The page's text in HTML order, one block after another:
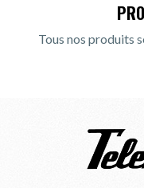
Tous nos produits